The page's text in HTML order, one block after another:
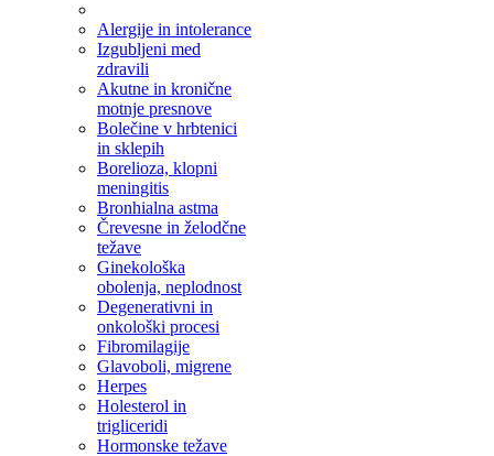
Alergije in intolerance
Izgubljeni med
zdravili
Akutne in kronične
motnje presnove
Bolečine v hrbtenici
in sklepih
Borelioza, klopni
meningitis
Bronhialna astma
Črevesne in želodčne
težave
Ginekološka
obolenja, neplodnost
Degenerativni in
onkološki procesi
Fibromilagije
Glavoboli, migrene
Herpes
Holesterol in
trigliceridi
Hormonske težave